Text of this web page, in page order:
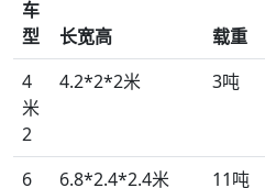
车
型
长宽高 载重
4
米
2
4.2*2*2米 3吨
6
6.8*2.4*2.4米 11吨